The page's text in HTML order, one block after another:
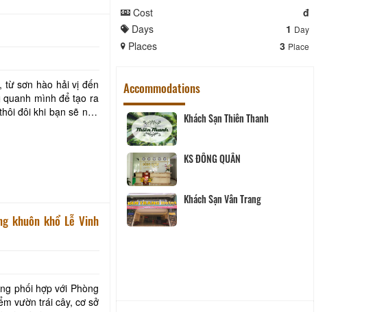
từ sơn hào hải vị đến
mình để tạo ra
đôi khi bạn sẽ nhớ
phối hợp với Phòng
vườn trái cây, cơ sở
Cost
đ
Days
1 Day
Places 3 Place
Accommodations
Lình Homestay Khách Sạn Thiên Thanh
KS ĐÔNG QUÂN
Khách Sạn Vân Trang